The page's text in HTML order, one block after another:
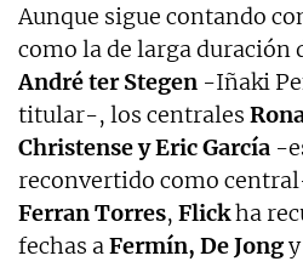
Aunque sigue contando
como la de larga duración
André ter Stegen -Iñaki
titular-, los centrales
Christense y Eric García -
reconvertido como
Ferran Torres, Flickha
fechas aFermín, De Jongy